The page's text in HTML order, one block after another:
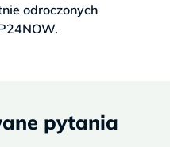
odroczonych
pytania